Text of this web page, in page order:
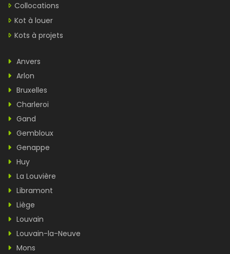
Collocations
Kot à louer
Kots à projets
Anvers
Arlon
Bruxelles
Charleroi
Gand
Gembloux
Genappe
Huy
La Louvière
Libramont
Liège
Louvain
Louvain-la-Neuve
Mons